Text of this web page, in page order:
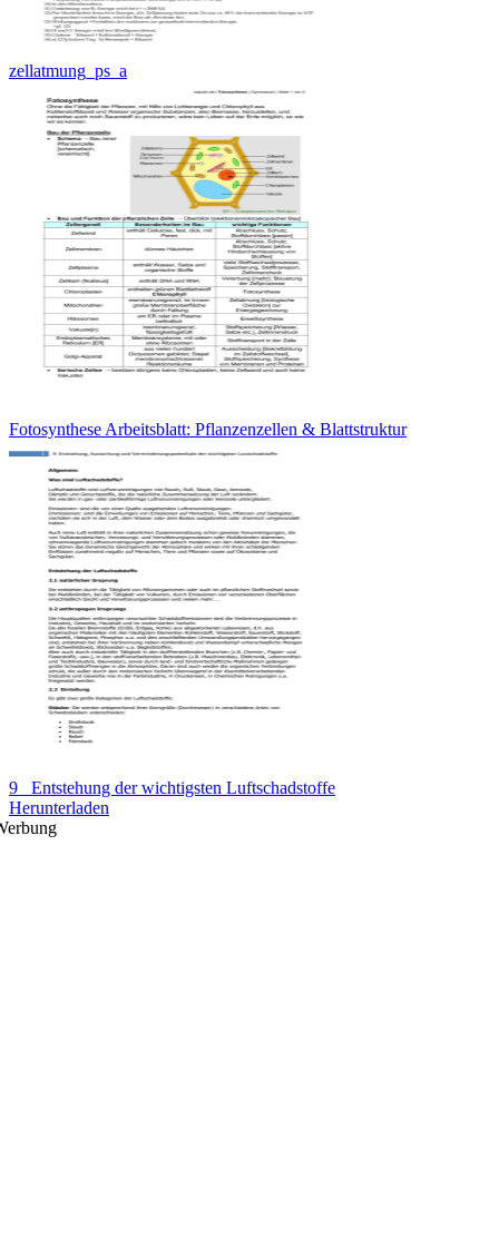
zellatmung_ps_a
Fotosynthese Arbeitsblatt: Pflanzenzellen & Blattstruktur
9_ Entstehung der wichtigsten Luftschadstoffe
Herunterladen